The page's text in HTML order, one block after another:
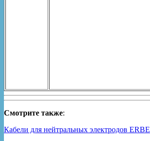
Смотрите также:
Кабели для нейтральных электродов ERBE